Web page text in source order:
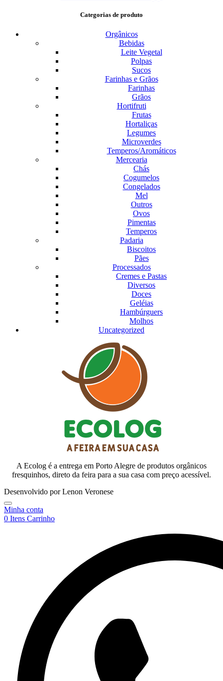
Categorias de produto
Orgânicos
Bebidas
Leite Vegetal
Polpas
Sucos
Farinhas e Grãos
Farinhas
Grãos
Hortifruti
Frutas
Hortaliças
Legumes
Microverdes
Temperos/Aromáticos
Mercearia
Chás
Cogumelos
Congelados
Mel
Outros
Ovos
Pimentas
Temperos
Padaria
Biscoitos
Pães
Processados
Cremes e Pastas
Diversos
Doces
Geléias
Hambúrguers
Molhos
Uncategorized
A Ecolog é a entrega em Porto Alegre de produtos orgânicos
fresquinhos, direto da feira para a sua casa com preço acessível.
Desenvolvido por Lenon Veronese
Minha conta
0 Itens Carrinho